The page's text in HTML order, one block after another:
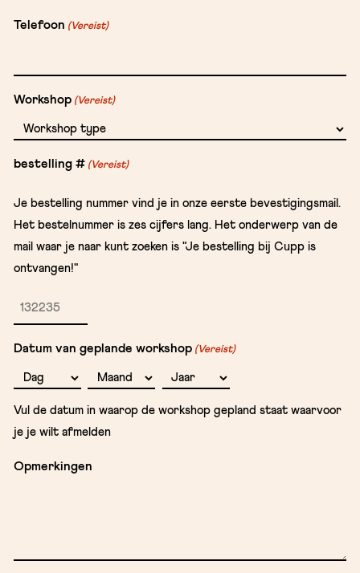
Telefoon (Vereist)
Workshop (Vereist)
bestelling # (Vereist)
Je bestelling nummer vind je in onze eerste bevestigingsmail.
Het bestelnummer is zes cijfers lang. Het onderwerp van de
mail waar je naar kunt zoeken is "Je bestelling bij Cupp is
ontvangen!"
Datum van geplande workshop (Vereist)
Dag Maand
Jaar
Vul de datum in waarop de workshop gepland staat waarvoor
je je wilt afmelden
Opmerkingen